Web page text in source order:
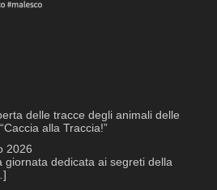
delle tracce degli animali delle
alla Traccia!”
2026
giornata dedicata ai segreti della